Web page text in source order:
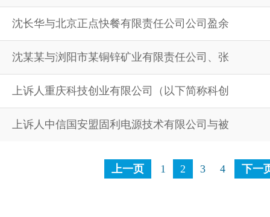
沈长华与北京正点快餐有限责任公司公司盈余
沈某某与浏阳市某铜锌矿业有限责任公司、张
上诉人重庆科技创业有限公司（以下简称科创
上诉人中信国安盟固利电源技术有限公司与被
上一页 1 2 3 4 下一